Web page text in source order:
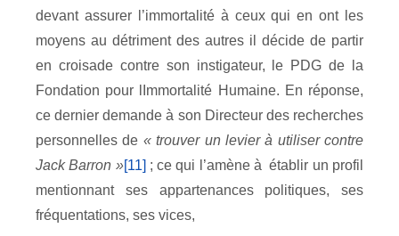
devant assurer l’immortalité à ceux qui en ont les
moyens au détriment des autres il décide de partir
en croisade contre son instigateur, le PDG de la
Fondation pour lImmortalité Humaine. En réponse,
ce dernier demande à son Directeur des recherches
personnelles de « trouver un levier à utiliser contre
Jack Barron »[11] ; ce qui l’amène à établir un profil
mentionnant ses appartenances politiques, ses
fréquentations, ses vices,